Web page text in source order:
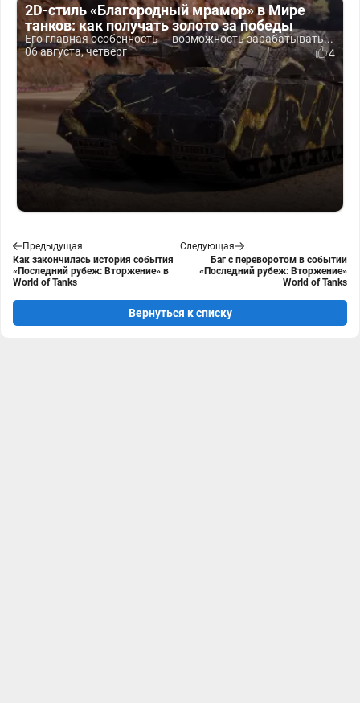
2D-стиль «Благородный мрамор» в Мире
танков: как получать золото за победы
Его главная особенность — возможность зарабатывать...
06 августа, четверг
4
Предыдущая
Как закончилась история события
«Последний рубеж: Вторжение» в
World of Tanks
Следующая
Баг с переворотом в событии
«Последний рубеж: Вторжение»
World of Tanks
Вернуться к списку